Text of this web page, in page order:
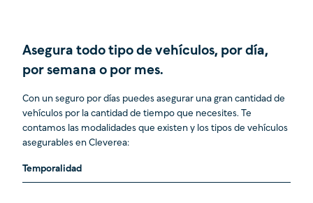
Asegura todo tipo de vehículos, por día,
por semana o por mes.
Con un seguro por días puedes asegurar una gran cantidad de
vehículos por la cantidad de tiempo que necesites. Te
contamos las modalidades que existen y los tipos de vehículos
asegurables en Cleverea:
Temporalidad